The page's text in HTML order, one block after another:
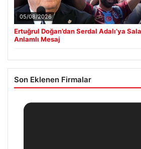
05/08/2026
Ertuğrul Doğan’dan Serdal Adalı’ya
Anlamlı Mesaj
Son Eklenen Firmalar